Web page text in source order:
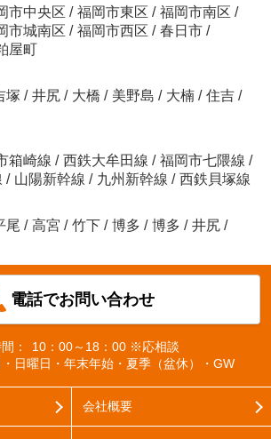
市中央区 / 福岡市東区 / 福岡市南区 /
市城南区 / 福岡市西区 / 春日市 /
屋町
塚 / 井尻 / 大橋 / 美野島 / 大楠 / 住吉 /
箱崎線 / 西鉄大牟田線 / 福岡市七隈線 /
/ 山陽新幹線 / 九州新幹線 / 西鉄貝塚線
尾 / 高宮 / 竹下 / 博多 / 博多 / 井尻 /
電話でお問い合わせ
：
10：00～18：00 ※応相談
日曜日・年末年始・夏季（盆休）・GW
会社概要